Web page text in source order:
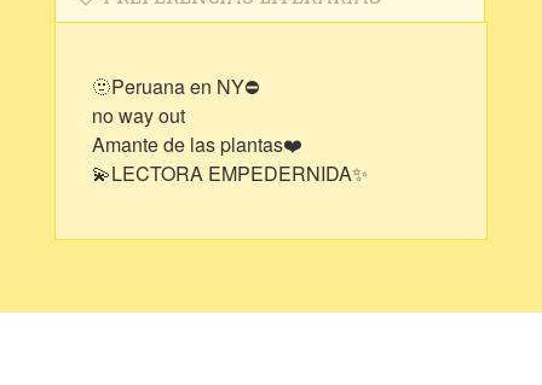
🫥Peruana en NY⛔
no way out
Amante de las plantas❤️
💫LECTORA EMPEDERNIDA✨